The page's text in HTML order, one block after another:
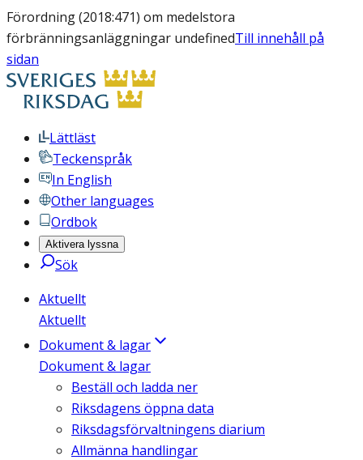
Förordning (2018:471) om medelstora
förbränningsanläggningar undefinedTill innehåll på
sidan
Lättläst
Teckenspråk
In English
Other languages
Ordbok
Aktivera lyssna
Sök
Aktuellt
Aktuellt
Dokument & lagar
Dokument & lagar
Beställ och ladda ner
Riksdagens öppna data
Riksdagsförvaltningens diarium
Allmänna handlingar